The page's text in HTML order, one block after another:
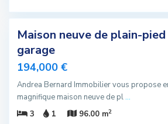
Maison neuve de plain-
garage
194,000 €
Andrea Bernard Immobilier vous propose
magnifique maison neuve de pl...
3
1 96.00 m2